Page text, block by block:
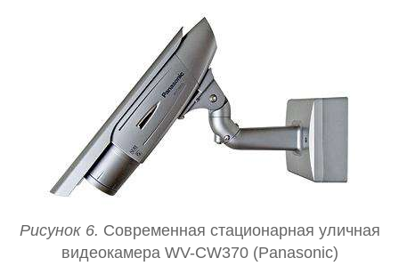
Рисунок 6. Современная стационарная уличная
видеокамера WV-CW370 (Panasonic)